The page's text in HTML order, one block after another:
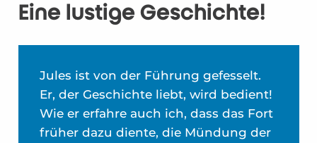
Eine lustige Geschichte!
Jules ist von der Führung gefesselt.
Er, der Geschichte liebt, wird bedient!
Wie er erfahre auch ich, dass das Fort
früher dazu diente, die Mündung der